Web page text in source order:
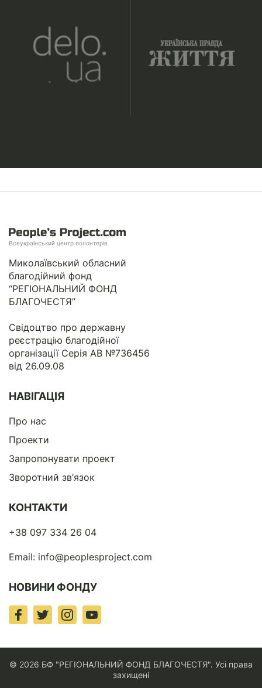
Всеукраїнський центр волонтерів
Миколаївський обласний
благодійний фонд
“РЕГІОНАЛЬНИЙ ФОНД
БЛАГОЧЕСТЯ”
Свідоцтво про державну
реєстрацію благодійної
організації Серія АВ №736456
від 26.09.08
НАВІГАЦІЯ
Про нас
Проекти
Запропонувати проект
Зворотний зв’язок
КОНТАКТИ
+38 097 334 26 04
Email: info@peoplesproject.com
НОВИНИ ФОНДУ
© 2026 БФ "РЕГІОНАЛЬНИЙ ФОНД БЛАГОЧЕСТЯ". Усі права
захищені